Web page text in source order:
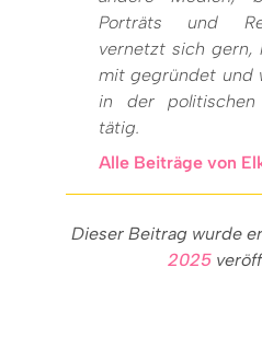
Porträts und
vernetzt sich gern,
mit gegründet und
in der politischen
tätig.
Alle Beiträge von
Dieser Beitrag wurde
2025